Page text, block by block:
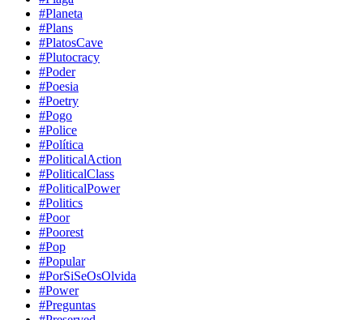
#Planeta
#Plans
#PlatosCave
#Plutocracy
#Poder
#Poesia
#Poetry
#Pogo
#Police
#Política
#PoliticalAction
#PoliticalClass
#PoliticalPower
#Politics
#Poor
#Poorest
#Pop
#Popular
#PorSiSeOsOlvida
#Power
#Preguntas